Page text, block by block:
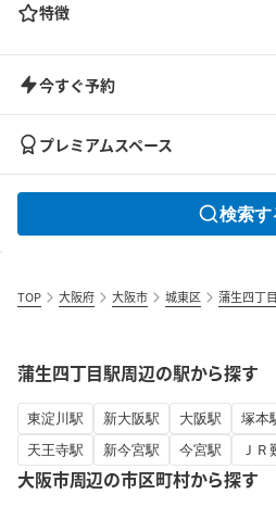
特徴
今すぐ予約
プレミアムスペース
検索す
TOP 大阪府 大阪市 城東区 蒲生四丁
蒲生四丁目駅周辺の駅から探す
東淀川駅 新大阪駅 大阪駅 塚本
天王寺駅
新今宮駅 今宮駅 ＪＲ
大阪市周辺の市区町村から探す